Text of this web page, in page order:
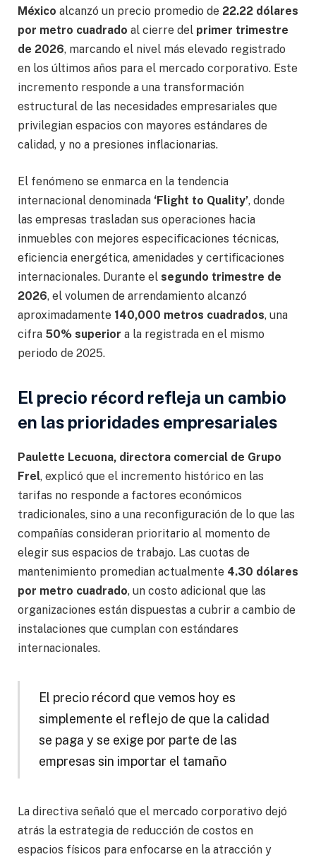
México alcanzó un precio promedio de 22.22 dólares
por metro cuadrado al cierre del primer trimestre
de 2026, marcando el nivel más elevado registrado
en los últimos años para el mercado corporativo. Este
incremento responde a una transformación
estructural de las necesidades empresariales que
privilegian espacios con mayores estándares de
calidad, y no a presiones inflacionarias.
El fenómeno se enmarca en la tendencia
internacional denominada ‘Flight to Quality’, donde
las empresas trasladan sus operaciones hacia
inmuebles con mejores especificaciones técnicas,
eficiencia energética, amenidades y certificaciones
internacionales. Durante el segundo trimestre de
2026, el volumen de arrendamiento alcanzó
aproximadamente 140,000 metros cuadrados, una
cifra 50% superior a la registrada en el mismo
periodo de 2025.
El precio récord refleja un cambio
en las prioridades empresariales
Paulette Lecuona, directora comercial de Grupo
Frel, explicó que el incremento histórico en las
tarifas no responde a factores económicos
tradicionales, sino a una reconfiguración de lo que las
compañías consideran prioritario al momento de
elegir sus espacios de trabajo. Las cuotas de
mantenimiento promedian actualmente 4.30 dólares
por metro cuadrado, un costo adicional que las
organizaciones están dispuestas a cubrir a cambio de
instalaciones que cumplan con estándares
internacionales.
El precio récord que vemos hoy es
simplemente el reflejo de que la calidad
se paga y se exige por parte de las
empresas sin importar el tamaño
La directiva señaló que el mercado corporativo dejó
atrás la estrategia de reducción de costos en
espacios físicos para enfocarse en la atracción y